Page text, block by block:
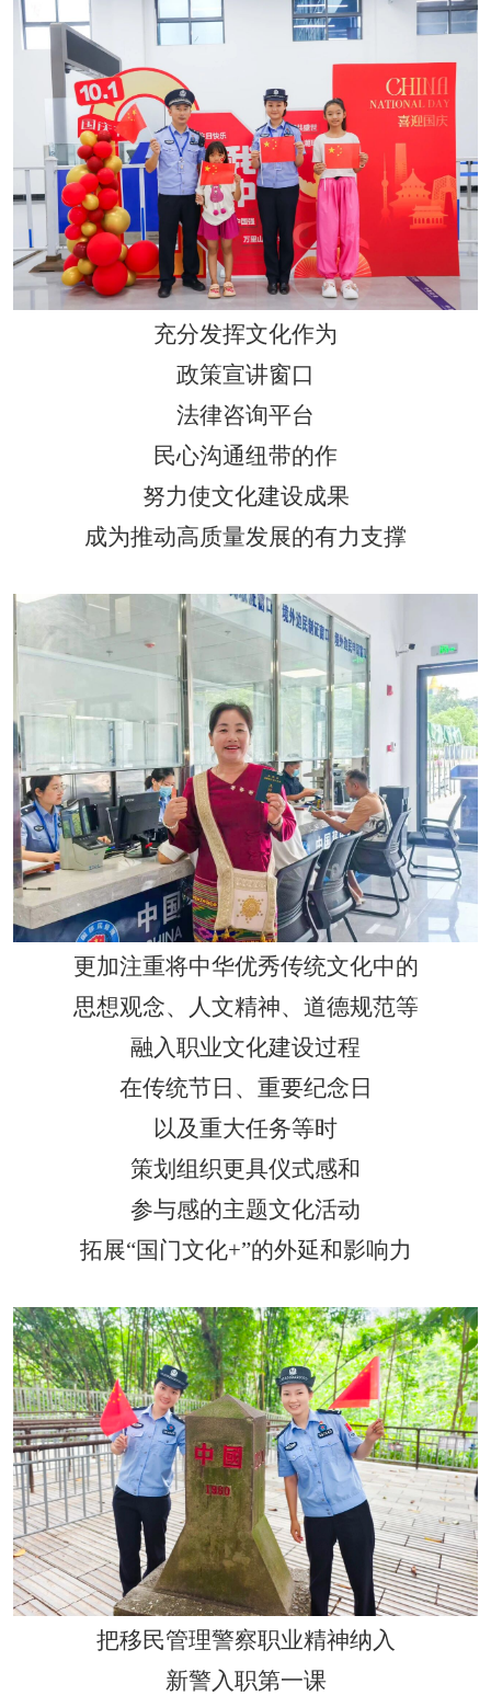
充分发挥文化作为
政策宣讲窗口
法律咨询平台
民心沟通纽带的作
努力使文化建设成果
成为推动高质量发展的有力支撑
更加注重将中华优秀传统文化中的
思想观念、人文精神、道德规范等
融入职业文化建设过程
在传统节日、重要纪念日
以及重大任务等时
策划组织更具仪式感和
参与感的主题文化活动
拓展“国门文化+”的外延和影响力
把移民管理警察职业精神纳入
新警入职第一课